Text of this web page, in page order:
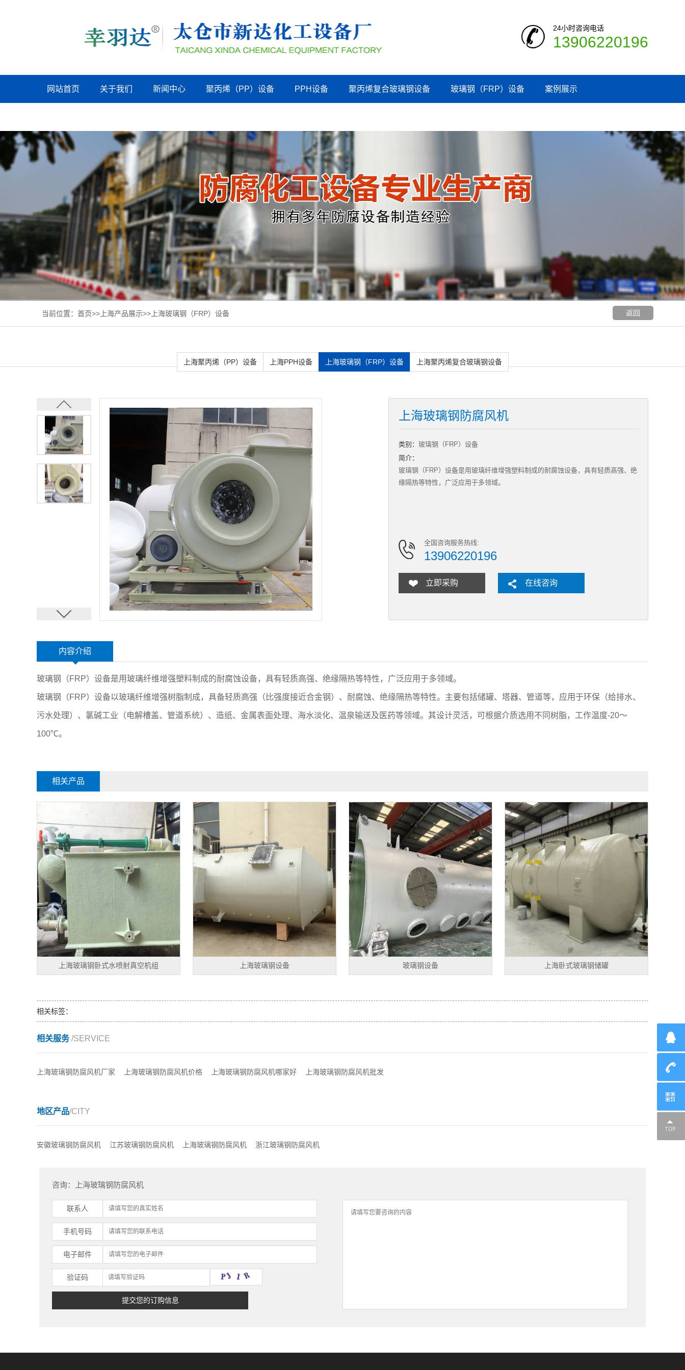
24小时咨询电话
13906220196
网站首页 关于我们 新闻中心 聚丙烯（PP）设备 PPH设备 聚丙烯复合玻璃钢设备 玻璃钢（FRP）设备 案例展示
返回
当前位置： 首页>> 上海产品展示>> 上海玻璃钢（FRP）设备
上海聚丙烯（PP）设备 上海PPH设备 上海玻璃钢（FRP）设备 上海聚丙烯复合玻璃钢设备
上海玻璃钢防腐风机
类别： 玻璃钢（FRP）设备
简介：
玻璃钢（FRP）设备是用玻璃纤维增强塑料制成的耐腐蚀设备，具有轻质高强、绝
缘隔热等特性，广泛应用于多领域。
全国咨询服务热线:
13906220196
立即采购 在线咨询
内容介绍
玻璃钢（FRP）设备是用玻璃纤维增强塑料制成的耐腐蚀设备，具有轻质高强、绝缘隔热等特性，广泛应用于多领域。
玻璃钢（FRP）设备以玻璃纤维增强树脂制成，具备轻质高强（比强度接近合金钢）、耐腐蚀、绝缘隔热等特性。主要包括储罐、塔器、管道等，应用于环保（给排水、
污水处理）、氯碱工业（电解槽盖、管道系统）、造纸、金属表面处理、海水淡化、温泉输送及医药等领域。其设计灵活，可根据介质选用不同树脂，工作温度-20～
100℃。
相关产品
上海玻璃钢卧式水喷射真空机组 上海玻璃钢设备 玻璃钢设备 上海卧式玻璃钢储罐
相关标签：
相关服务/SERVICE
上海玻璃钢防腐风机厂家 上海玻璃钢防腐风机价格 上海玻璃钢防腐风机哪家好 上海玻璃钢防腐风机批发
地区产品/CITY
安徽玻璃钢防腐风机 江苏玻璃钢防腐风机 上海玻璃钢防腐风机 浙江玻璃钢防腐风机
咨询：上海玻璃钢防腐风机
联系人
手机号码
电子邮件
验证码